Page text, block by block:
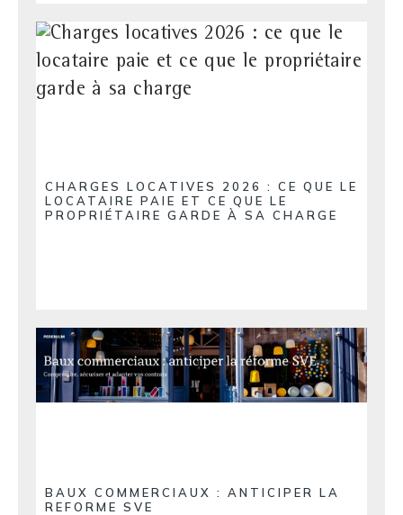
CHARGES LOCATIVES 2026 : CE QUE LE
LOCATAIRE PAIE ET CE QUE LE
PROPRIÉTAIRE GARDE À SA CHARGE
BAUX COMMERCIAUX : ANTICIPER LA
REFORME SVE